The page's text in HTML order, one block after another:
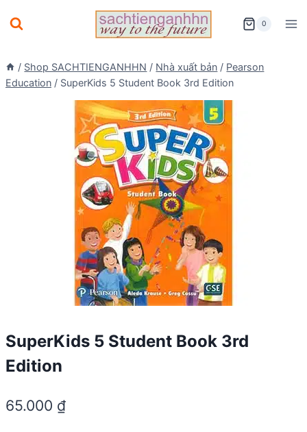
to
0
/ Shop SACHTIENGANHHN / Nhà xuất bản / Pearson
Education / SuperKids 5 Student Book 3rd Edition
SuperKids 5 Student Book 3rd
Edition
65.000 ₫